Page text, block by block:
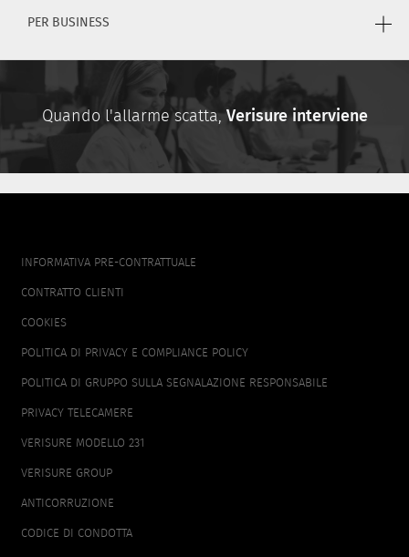
PER BUSINESS
Quando l'allarme scatta,Verisure interviene
FOOTER
INFORMATIVA PRE-CONTRATTUALE
CONTRATTO CLIENTI
COOKIES
POLITICA DI PRIVACY E COMPLIANCE POLICY
POLITICA DI GRUPPO SULLA SEGNALAZIONE RESPONSABILE
PRIVACY TELECAMERE
VERISURE MODELLO 231
VERISURE GROUP
ANTICORRUZIONE
CODICE DI CONDOTTA